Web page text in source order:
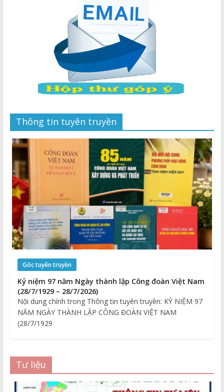
Thông tin tuyên truyền
Góc tuyên truyền
Kỷ niệm 97 năm Ngày thành lập Công đoàn Việt Nam
(28/7/1929 – 28/7/2026)
Nội dung chính trong Thông tin tuyên truyền: KỶ NIỆM 97
NĂM NGÀY THÀNH LẬP CÔNG ĐOÀN VIỆT NAM
(28/7/1929
Tư liệu